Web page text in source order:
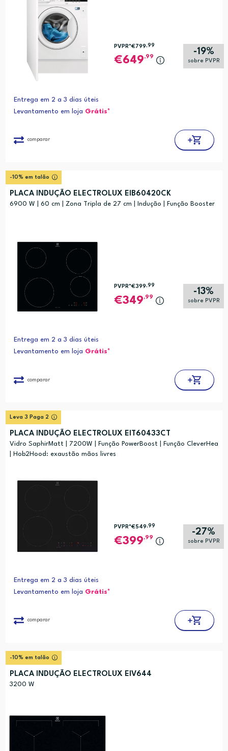
-19%
sobre PVPR
PVPR*€799 ,99
649,99
Entrega em 2 a 3 dias úteis
Levantamento em loja Grátis*
comparar
-10% em talão
PLACA INDUÇÃO ELECTROLUX EIB60420CK
6900 W | 60 cm | Zona Tripla de 27 cm | Indução | Função Booster
-13%
sobre PVPR
PVPR*€399,99
349,99
Entrega em 2 a 3 dias úteis
Levantamento em loja Grátis*
comparar
Leva 3 Paga 2
PLACA INDUÇÃO ELECTROLUX EIT60433CT
Vidro SaphirMatt | 7200W | Função PowerBoost | Função CleverHea
| Hob2Hood: exaustão mãos livres
-27%
sobre PVPR
PVPR*€549,99
399,99
Entrega em 2 a 3 dias úteis
Levantamento em loja Grátis*
comparar
-10% em talão
PLACA INDUÇÃO ELECTROLUX EIV644
3200 W